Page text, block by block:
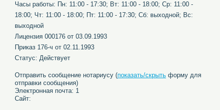
Часы работы: Пн: 11:00 - 17:30; Вт: 11:00 - 18:00; Ср: 11:00 -
18:00; Чт: 11:00 - 18:00; Пт: 11:00 - 17:30; Сб: выходной; Вс:
выходной
Лицензия 000176 от 03.09.1993
Приказ 176-ч от 02.11.1993
Статус: Действует
Отправить сообщение нотариусу (показать/скрыть форму для
отправки сообщения)
Электронная почта: 1
Сайт: